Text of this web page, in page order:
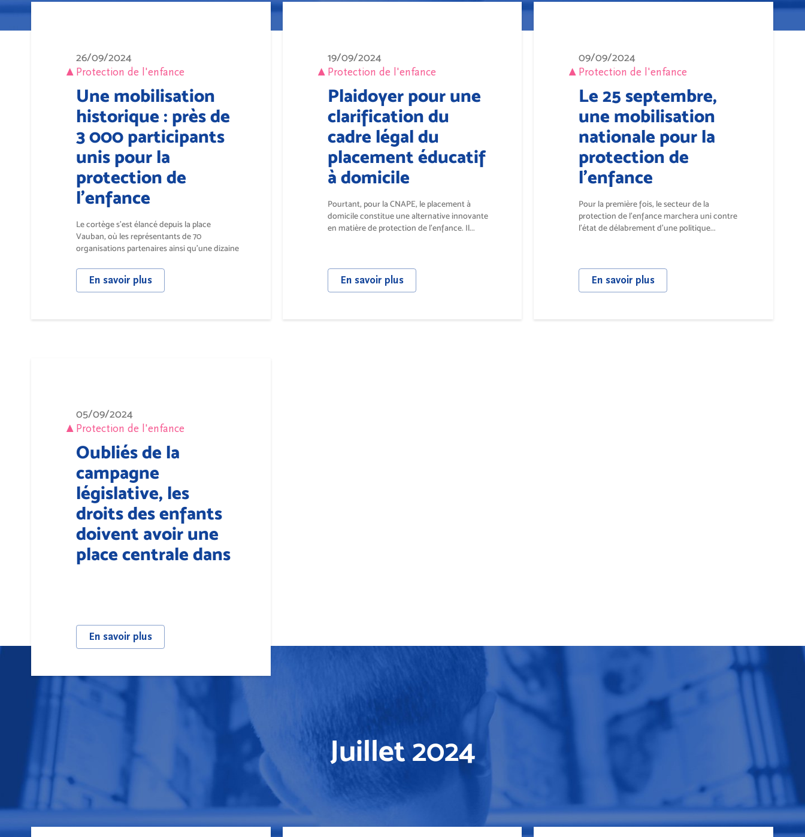
26/09/2024
Protection de l'enfance
Une mobilisation
historique : près de
3 000 participants
unis pour la
protection de
l’enfance
Le cortège s'est élancé depuis la place
Vauban, où les représentants de 70
organisations partenaires ainsi qu'une dizaine
En savoir plus
19/09/2024
Protection de l'enfance
Plaidoyer pour une
clarification du
cadre légal du
placement éducatif
à domicile
Pourtant, pour la CNAPE, le placement à
domicile constitue une alternative innovante
en matière de protection de l'enfance. Il...
En savoir plus
09/09/2024
Protection de l'enfance
Le 25 septembre,
une mobilisation
nationale pour la
protection de
l'enfance
Pour la première fois, le secteur de la
protection de l’enfance marchera uni contre
l’état de délabrement d’une politique...
En savoir plus
05/09/2024
Protection de l'enfance
Oubliés de la
campagne
législative, les
droits des enfants
doivent avoir une
place centrale dans
En savoir plus
Juillet 2024